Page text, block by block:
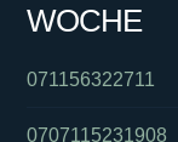
WOCHE
071156322711
0707115231908